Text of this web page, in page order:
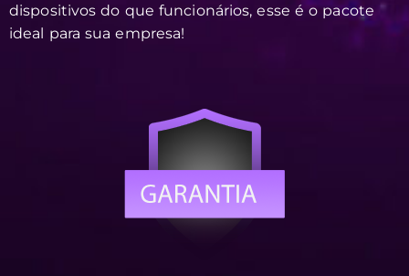
dispositivos do que funcionários, esse é o pacote
ideal para sua empresa!